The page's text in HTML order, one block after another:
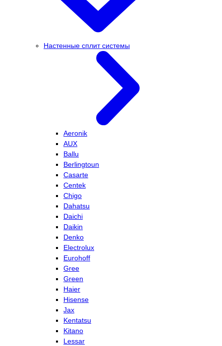
Настенные сплит системы
Aeronik
AUX
Ballu
Berlingtoun
Casarte
Centek
Chigo
Dahatsu
Daichi
Daikin
Denko
Electrolux
Eurohoff
Gree
Green
Haier
Hisense
Jax
Kentatsu
Kitano
Lessar